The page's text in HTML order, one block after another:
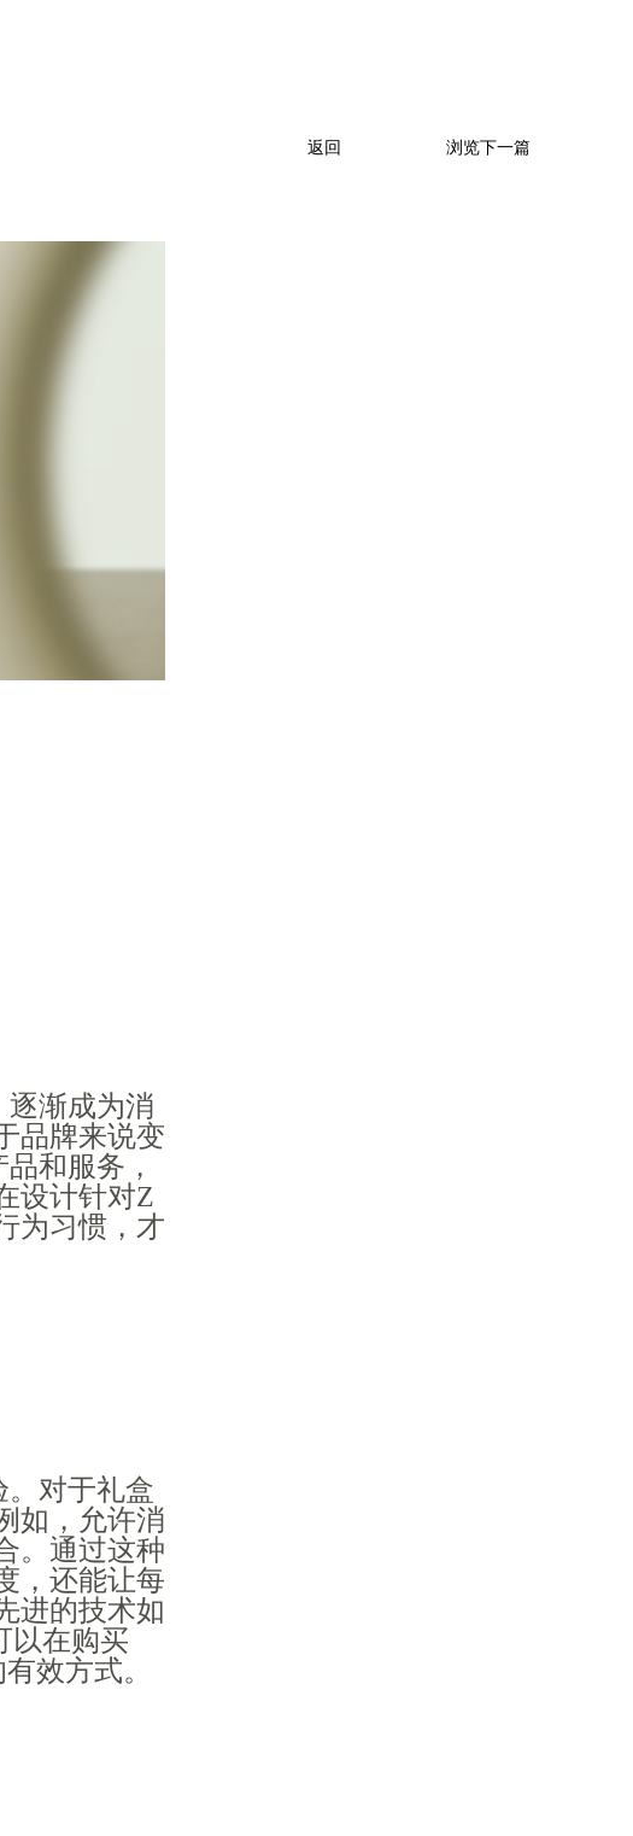
浏览下一篇
返回
逐渐成为消
品牌来说变
和服务，
设计针对Z
为习惯，才
。对于礼盒
如，允许消
。通过这种
，还能让每
进的技术如
以在购买
效方式。